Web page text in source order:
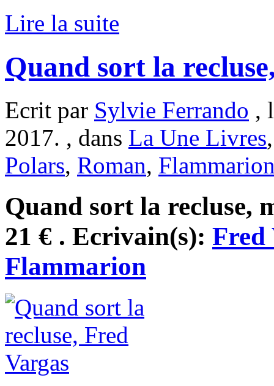
Lire la suite
Quand sort la
Ecrit par Sylvie Ferrando ,
2017. , dans La Une Livres
Polars, Roman,
Quand sort la recluse,
21 € . Ecrivain(s): Fred
Flammarion